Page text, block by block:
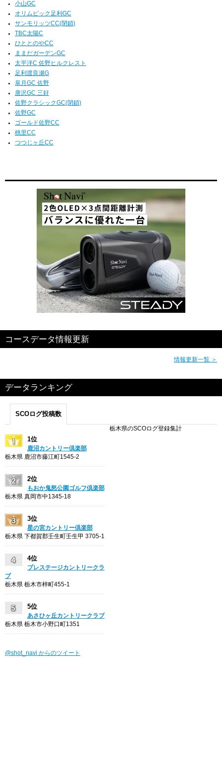
小山GC
オリムピック足利GC
サンモリッツCC(閉鎖)
TBC太陽C
ひととのやCC
ままだガーデンGC
太平洋C 佐野ヒルクレスト
足利渡良瀬G
皐月GC 佐野
唐沢GC 三好
佐野クラシックGC(閉鎖)
佐野GC
ゴールド佐野CC
桃里CC
つつじヶ丘CC
コースデータ情報更新
情報更新一覧 ＞
データランキング
SCOログ投稿数
栃木県のSCOログ登録集計
1位
鹿沼カントリー倶楽部
栃木県 鹿沼市藤江町1545-2
2位
もおか鬼怒公園ゴルフ倶楽部
栃木県 真岡市中1345-18
3位
星の宮カントリー倶楽部
栃木県 下都賀郡壬生町壬生甲 3705-1
4位
プレステージカントリークラ
ブ
栃木県 栃木市梓町455-1
5位
あさひヶ丘カントリークラブ
栃木県 栃木市小野口町1351
@shot_navi からのツイート